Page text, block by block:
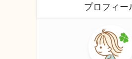
プロフィー